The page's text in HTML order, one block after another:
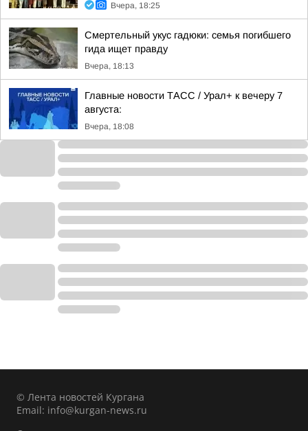
Вчера, 18:25
Смертельный укус гадюки: семья погибшего
гида ищет правду
Вчера, 18:13
Главные новости ТАСС / Урал+ к вечеру 7
августа:
Вчера, 18:08
© Лента новостей Кургана
Email: info@kurgan-news.ru